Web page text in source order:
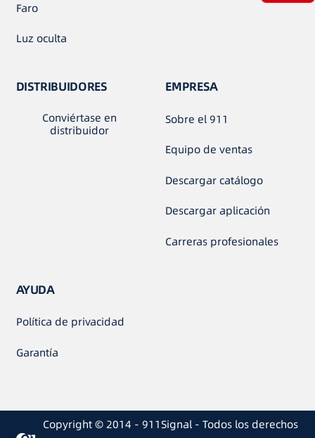
Faro
Luz oculta
DISTRIBUIDORES
Conviértase en
distribuidor
EMPRESA
Sobre el 911
Equipo de ventas
Descargar catálogo
Descargar aplicación
Carreras profesionales
AYUDA
Política de privacidad
Garantía
Copyright © 2014 - 911Signal - Todos los derechos